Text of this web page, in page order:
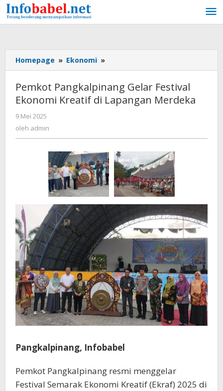
Lewati
ke
konten
Homepage » Ekonomi »
Pangkalpinang
Festival
Ekonomi
Pemkot Pangkalpinang Gelar Festival
Ekonomi Kreatif di Lapangan Merdeka
9 Mei 2025
oleh admin
Pangkalpinang, Infobabel
Pemkot Pangkalpinang resmi menggelar
Festival Semarak Ekonomi Kreatif (Ekraf) 2025 di